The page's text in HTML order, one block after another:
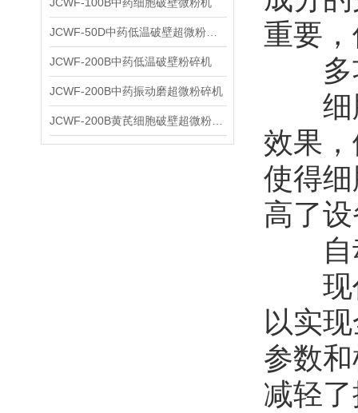
JCWF-200B中药低温破壁粉碎机
JCWF-200B中药振动磨超微粉碎机
重要
多
细胞
效果
使得
高了
自
现代
以实
参数
减轻